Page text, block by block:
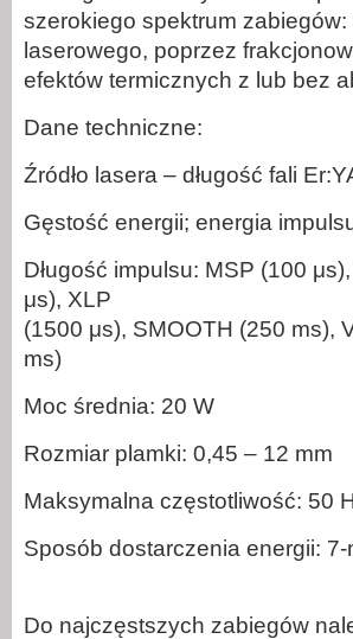
szerokiego spektrum
laserowego, poprzez
efektów termicznych z lub bez
Dane techniczne:
Źródło lasera – długość fali
Gęstość energii; energia
Długość impulsu: MSP (100
μs), XLP
(1500 μs), SMOOTH (250 ms),
ms)
Moc średnia: 20 W
Rozmiar plamki: 0,45 – 12 mm
Maksymalna częstotliwość: 50
Sposób dostarczenia energii:
Do najczęstszych zabiegów